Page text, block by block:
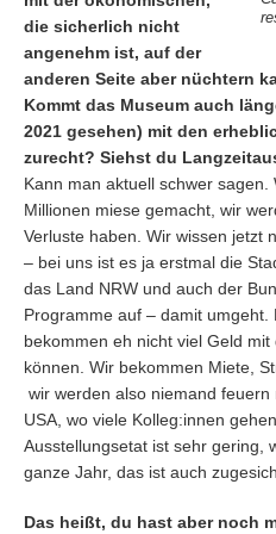
die sicherlich nicht
angenehm ist, auf der
anderen Seite aber nüchtern
Kommt das Museum auch
2021 gesehen) mit den
zurecht? Siehst du
Kann man aktuell schwer
Millionen miese gemacht, wir
Verluste haben. Wir wissen jetzt
– bei uns ist es ja erstmal die
das Land NRW und auch der
Programme auf – damit umgeht.
bekommen eh nicht viel Geld
können. Wir bekommen Miete,
wir werden also niemand
USA, wo viele Kolleg:innen
Ausstellungsetat ist sehr gering,
ganze Jahr, das ist auch
Das heißt, du hast aber noch